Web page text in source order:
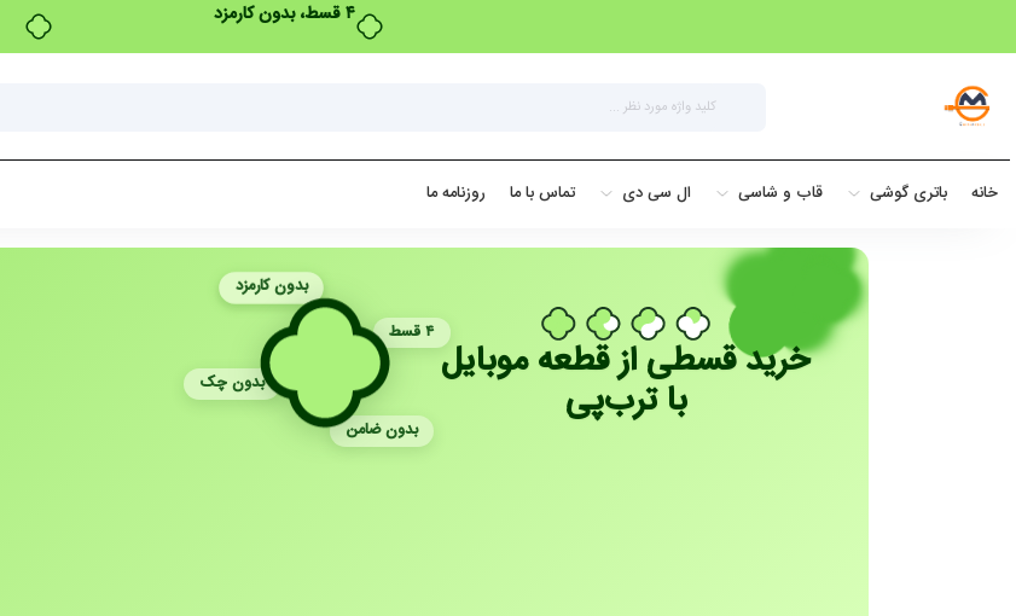
خانه باتری گوشی قاب و شاسی ال سی دی تماس با ما روزنامه ما
خرید قسطی از قطعه موبایل
با ترب‌پی
بدون کارمزد
۴ قسط
بدون چک
بدون ضامن